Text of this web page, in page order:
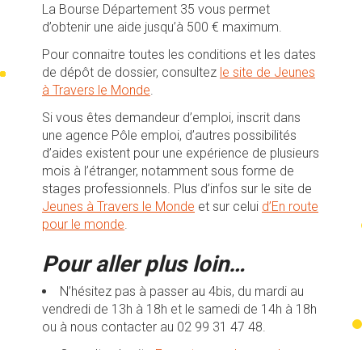
La Bourse Département 35 vous permet
d’obtenir une aide jusqu’à 500 € maximum.
Pour connaitre toutes les conditions et les dates
de dépôt de dossier, consultez le site de Jeunes
à Travers le Monde.
Si vous êtes demandeur d’emploi, inscrit dans
une agence Pôle emploi, d’autres possibilités
d’aides existent pour une expérience de plusieurs
mois à l’étranger, notamment sous forme de
stages professionnels. Plus d’infos sur le site de
Jeunes à Travers le Monde et sur celui d’En route
pour le monde.
Pour aller plus loin…
N’hésitez pas à passer au 4bis, du mardi au
vendredi de 13h à 18h et le samedi de 14h à 18h
ou à nous contacter au 02 99 31 47 48.